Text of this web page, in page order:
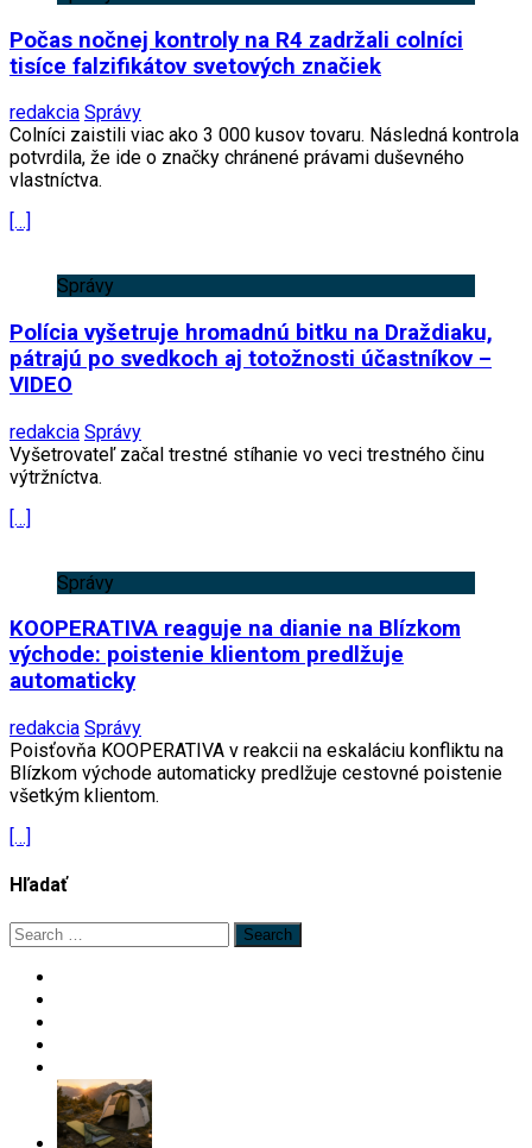
Počas nočnej kontroly na R4 zadržali colníci
tisíce falzifikátov svetových značiek
redakcia Správy
Colníci zaistili viac ako 3 000 kusov tovaru. Následná kontrola
potvrdila, že ide o značky chránené právami duševného
vlastníctva.
[…]
Správy
Polícia vyšetruje hromadnú bitku na Draždiaku,
pátrajú po svedkoch aj totožnosti účastníkov –
VIDEO
redakcia Správy
Vyšetrovateľ začal trestné stíhanie vo veci trestného činu
výtržníctva.
[…]
Správy
KOOPERATIVA reaguje na dianie na Blízkom
východe: poistenie klientom predlžuje
automaticky
redakcia Správy
Poisťovňa KOOPERATIVA v reakcii na eskaláciu konfliktu na
Blízkom východe automaticky predlžuje cestovné poistenie
všetkým klientom.
[…]
Hľadať
Search
for: